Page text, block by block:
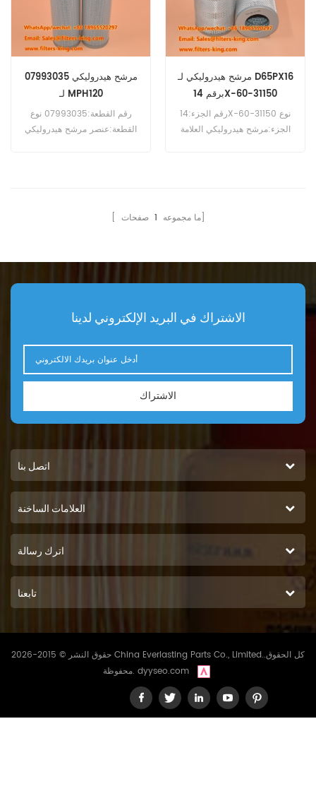
07993035 مرشح هيدروليكي
لـ MPH120
رقم القطعة:07993035 نوع
القطعة:عنصر مرشح هيدروليكي
مرشح هيدروليكي لـ D65PX16
برقم 14X-60-31150
رقم الجزء:14X-60-31150 نوع
الجزء:مرشح هيدروليكي العلامة
[ ما مجموعه 1 صفحات]
الاشتراك في البريد الإلكتروني لدينا
الاشتراك
اتصل بنا
العلامات الساخنة
اترك رسالة
تابعنا
حقوق النشر © 2015-2026 China Everlasting Parts Co., Limited..كل الحقوق
محفوظة. dyyseo.com